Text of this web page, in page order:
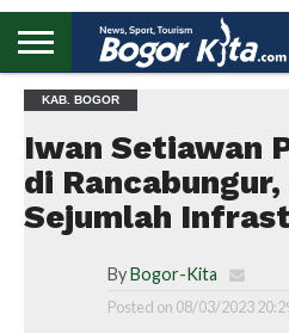
BOGOR
REGIONAL
NASIONAL
PENDIDIKAN
WISATA
OLAHRAGA
LAPORAN
PROFIL
KAB. BOGOR
Iwan Setiawan
di
Sejumlah
By Bogor-Kita
Posted on 08/03/2023